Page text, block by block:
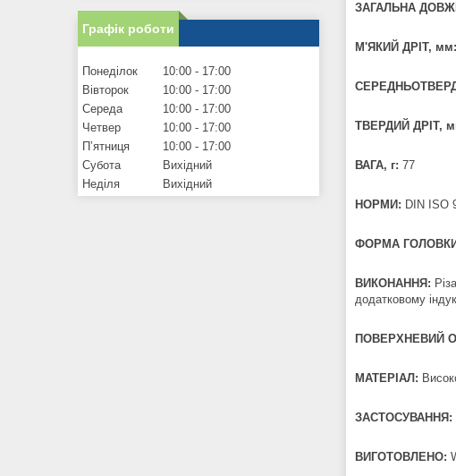
ЗАГАЛЬНА
М'ЯКИЙ ДРІТ, мм:
ТВЕРДИЙ ДРІТ,
ВАГА, г: 77
НОРМИ: DIN ISO
ФОРМА
ВИКОНАННЯ:
додатковому
ПОВЕРХНЕВИЙ
МАТЕРІАЛ:
ЗАСТОСУВАННЯ:
ВИГОТОВЛЕНО:
Графік роботи
Понеділок 10:00
17:00
Вівторок
10:00
17:00
Середа
10:00
17:00
Четвер
10:00
17:00
Пʼятниця
10:00
17:00
Субота
Вихідний
Неділя
Вихідний